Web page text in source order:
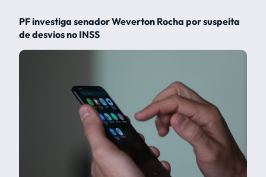
PF investiga senador Weverton Rocha por suspeita
de desvios no INSS